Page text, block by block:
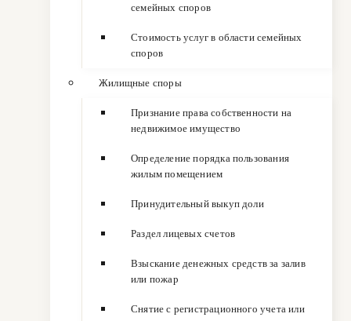
семейных споров
Стоимость услуг в области семейных
споров
Жилищные споры
Признание права собственности на
недвижимое имущество
Определение порядка пользования
жилым помещением
Принудительный выкуп доли
Раздел лицевых счетов
Взыскание денежных средств за залив
или пожар
Снятие с регистрационного учета или